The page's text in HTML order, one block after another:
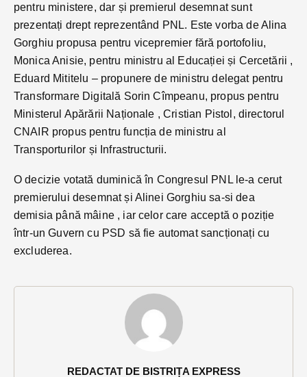
REDACTAT DE BISTRIȚA EXPRESS
pentru ministere, dar și premierul desemnat sunt
prezentați drept reprezentând PNL. Este vorba de Alina
Gorghiu propusa pentru vicepremier fără portofoliu,
Monica Anisie, pentru ministru al Educației și Cercetării ,
Eduard Mititelu – propunere de ministru delegat pentru
Transformare Digitală Sorin Cîmpeanu, propus pentru
Ministerul Apărării Naționale , Cristian Pistol, directorul
CNAIR propus pentru funcția de ministru al
Transporturilor și Infrastructurii.
O decizie votată duminică în Congresul PNL le-a cerut
premierului desemnat și Alinei Gorghiu sa-si dea
demisia până mâine , iar celor care acceptă o poziție
într-un Guvern cu PSD să fie automat sancționați cu
excluderea.